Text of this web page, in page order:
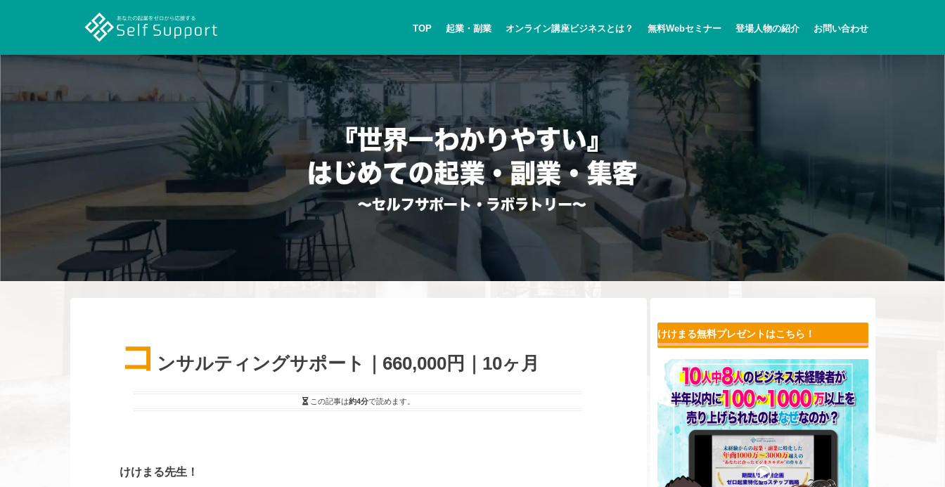
TOP 起業・副業 オンライン講座ビジネスとは？ 無料Webセミナー 登場人物の紹介 お問い合わせ
コ ンサルティングサポート｜660,000円｜10ヶ月
この記事は約4分で読めます。
けけまる先生！
けけまる無料プレゼントはこちら！